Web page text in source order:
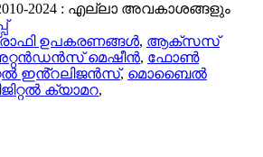
2024 : എല്ലാ അവകാശങ്ങളും
ഉപകരണങ്ങൾ, ആക്സസ്
മെഷീൻ, ഫോൺ
ഇൻ്റലിജൻസ്, മൊബൈൽ
ക്യാമറ,